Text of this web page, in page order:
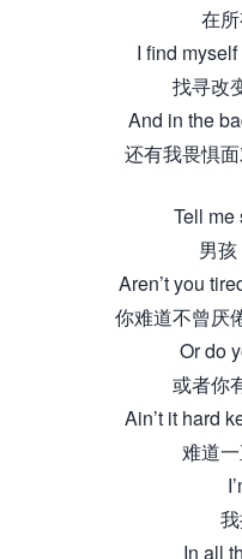
在
I find
找寻改
And in the
还有我畏惧
Tell me
男
Aren’t you
你难道不曾厌
Or do
或者你
Ain’t it hard
难道
In all